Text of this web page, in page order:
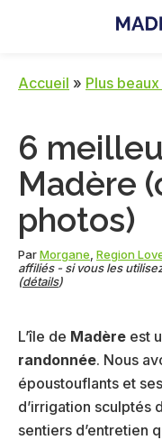
content
sidebar
réveiller
Madère
Accueil » Plus
6
Madère
photos)
ParMorgane Region
affiliés - si vous les
(détails)
L’île de Madère est
randonnée. Nous
époustouflants et ses
d’irrigation sculptés
sentiers d’entretien